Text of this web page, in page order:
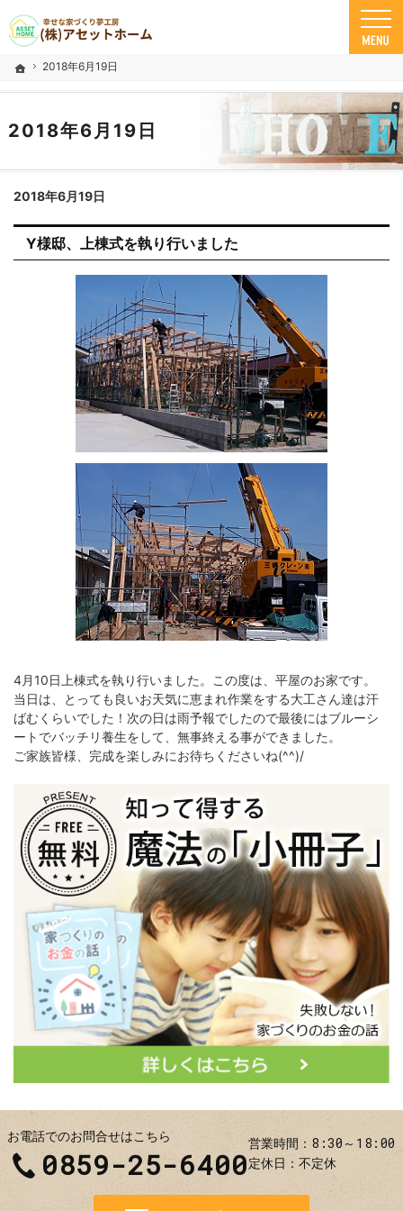
ホーム
2018年6月19日
2018年6月19日
米子市の注文住宅ならアセットホーム
幸せな家づくり夢工房 米子市で安心の一戸建て｜アセットホーム
2018年6月19日
Y様邸、上棟式を執り行いました
4月10日上棟式を執り行いました。この度は、平屋のお家です。
当日は、とっても良いお天気に恵まれ作業をする大工さん達は汗
ばむくらいでした！次の日は雨予報でしたので最後にはブルーシ
ートでバッチリ養生をして、無事終える事ができました。
ご家族皆様、完成を楽しみにお待ちくださいね(^^)/
お電話でのお問合せはこちら
0859-25-6400
営業時間 8:30～18:00
定休日 不定休